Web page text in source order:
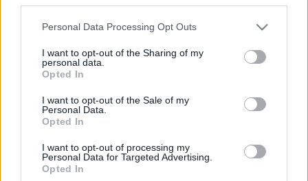
Please note that this website/app uses one or more Google
not limited to your visit or usage behaviour. You may click to
grant or deny consent to Google and its third-party tags to
use your data for below specified purposes in below Google
consent section.
Personal Data Processing Opt Outs
I want to opt-out of the Sharing of my
personal data.
Opted In
I want to opt-out of the Sale of my
Personal Data.
Opted In
I want to opt-out of processing my
Personal Data for Targeted Advertising.
Opted In
Az utolsó időkig rendszeresen bejárt a színházba, és
biztosította kollégáit arról: ő készen áll.